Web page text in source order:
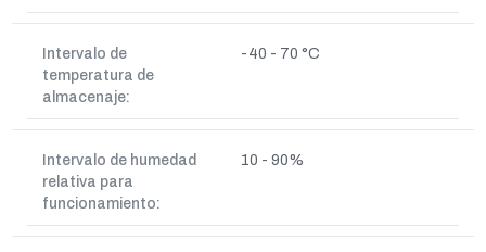
Intervalo de
temperatura de
almacenaje:
-40 - 70 °C
Intervalo de humedad
relativa para
funcionamiento:
10 - 90%